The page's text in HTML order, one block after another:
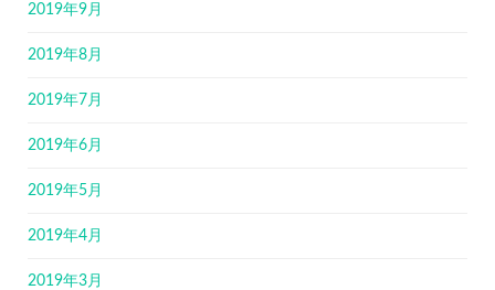
2019年9月
2019年8月
2019年7月
2019年6月
2019年5月
2019年4月
2019年3月